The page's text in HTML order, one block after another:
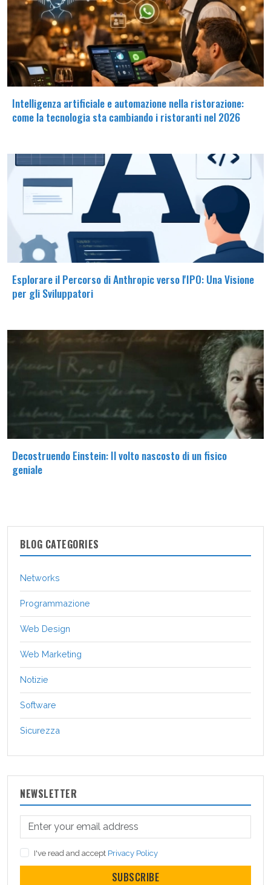
Intelligenza artificiale e automazione nella ristorazione:
come la tecnologia sta cambiando i ristoranti nel 2026
Esplorare il Percorso di Anthropic verso l'IPO: Una Visione
per gli Sviluppatori
Decostruendo Einstein: Il volto nascosto di un fisico
geniale
BLOG CATEGORIES
Networks
Programmazione
Web Design
Web Marketing
Notizie
Software
Sicurezza
NEWSLETTER
I've read and accept Privacy Policy
SUBSCRIBE